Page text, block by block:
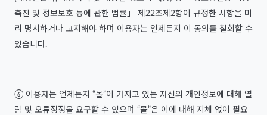
촉진 및 정보보호 등에 관한 법률」 제22조제2항이 규정한 사항을 미
리 명시하거나 고지해야 하며 이용자는 언제든지 이 동의를 철회할 수
있습니다.
⑥ 이용자는 언제든지 “몰”이 가지고 있는 자신의 개인정보에 대해 열
람 및 오류정정을 요구할 수 있으며 “몰”은 이에 대해 지체 없이 필요